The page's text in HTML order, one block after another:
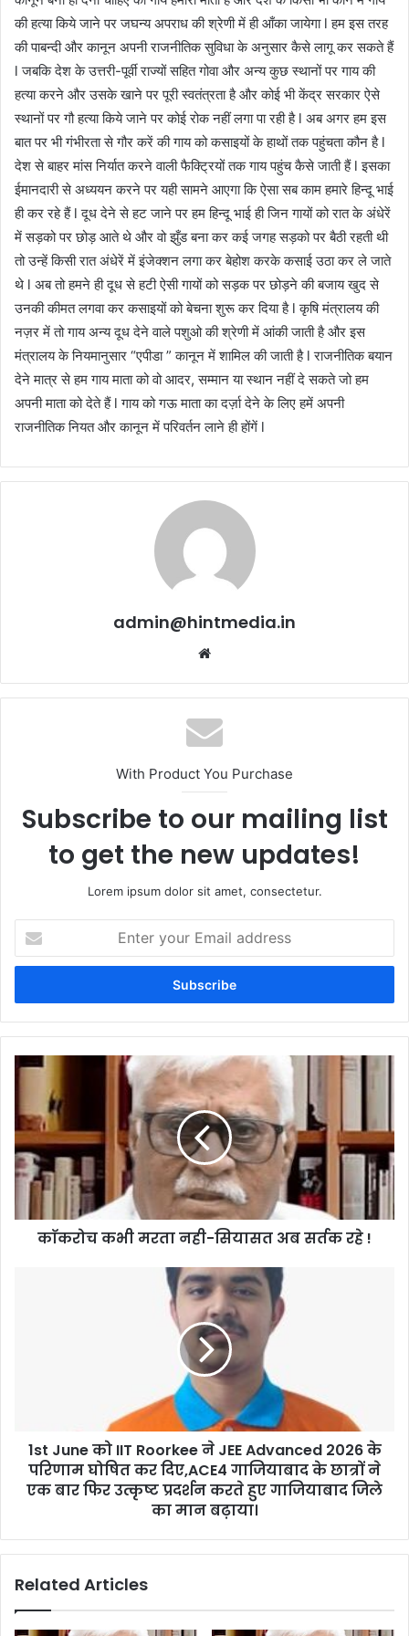
की हत्या किये जाने पर जघन्य अपराध की श्रेणी में ही आँका जायेगा l हम इस तरह
की पाबन्दी और कानून अपनी राजनीतिक सुविधा के अनुसार कैसे लागू कर सकते हैं
l जबकि देश के उत्तरी-पूर्वी राज्यों सहित गोवा और अन्य कुछ स्थानों पर गाय की
हत्या करने और उसके खाने पर पूरी स्वतंत्रता है और कोई भी केंद्र सरकार ऐसे
स्थानों पर गौ हत्या किये जाने पर कोई रोक नहीं लगा पा रही है l अब अगर हम इस
बात पर भी गंभीरता से गौर करें की गाय को कसाइयों के हाथों तक पहुंचता कौन है l
देश से बाहर मांस निर्यात करने वाली फैक्ट्रियों तक गाय पहुंच कैसे जाती हैं l इसका
ईमानदारी से अध्ययन करने पर यही सामने आएगा कि ऐसा सब काम हमारे हिन्दू भाई
ही कर रहे हैं l दूध देने से हट जाने पर हम हिन्दू भाई ही जिन गायों को रात के अंधेरें
में सड़को पर छोड़ आते थे और वो झुँड बना कर कई जगह सड़को पर बैठी रहती थी
तो उन्हें किसी रात अंधेरें में इंजेक्शन लगा कर बेहोश करके कसाई उठा कर ले जाते
थे l अब तो हमने ही दूध से हटी ऐसी गायों को सड़क पर छोड़ने की बजाय खुद से
उनकी कीमत लगवा कर कसाइयों को बेचना शुरू कर दिया है l कृषि मंत्रालय की
नज़र में तो गाय अन्य दूध देने वाले पशुओ की श्रेणी में आंकी जाती है और इस
मंत्रालय के नियमानुसार “एपीडा ” कानून में शामिल की जाती है l राजनीतिक बयान
देने मात्र से हम गाय माता को वो आदर, सम्मान या स्थान नहीं दे सकते जो हम
अपनी माता को देते हैं l गाय को गऊ माता का दर्ज़ा देने के लिए हमें अपनी
राजनीतिक नियत और कानून में परिवर्तन लाने ही होंगें l
admin@hintmedia.in
With Product You Purchase
Subscribe to our mailing list
to get the new updates!
Lorem ipsum dolor sit amet, consectetur.
your
Email
काॅकरोच कभी मरता नही-सियासत अब सर्तक रहे !
1st June को IIT Roorkee ने JEE Advanced 2026 के
परिणाम घोषित कर दिए,ACE4 गाजियाबाद के छात्रों ने
एक बार फिर उत्कृष्ट प्रदर्शन करते हुए गाजियाबाद जिले
का मान बढ़ाया।
Related Articles